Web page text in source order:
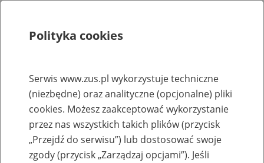
Rejestry, ewidencje i archiwa
Baza zlikwidowanych lub
przekształconych zakładów pracy
Polityka cookies
Serwis www.zus.pl wykorzystuje techniczne
(niezbędne) oraz analityczne (opcjonalne) pliki
cookies. Możesz zaakceptować wykorzystanie
przez nas wszystkich takich plików (przycisk
„Przejdź do serwisu”) lub dostosować swoje
zgody (przycisk „Zarządzaj opcjami”). Jeśli